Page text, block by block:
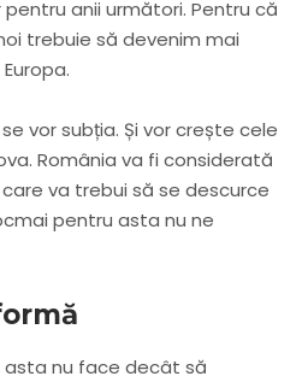
anii următori. Pentru că
trebuie să devenim mai
vor subția. Și vor crește cele
România va fi considerată
va trebui să se descurce
pentru asta nu ne
asta nu face decât să